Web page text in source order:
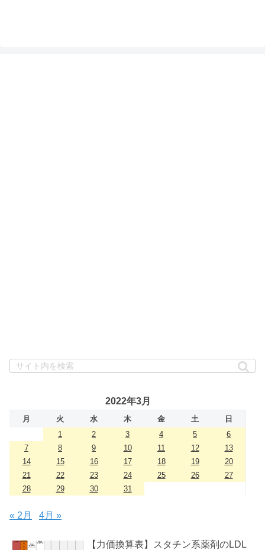
2022年3月
月 火 水 木 金 土
日
1
2 3 4 5
6
7
8 9 10 11 12
13
14
15 16 17 18 19
20
21
22 23 24 25 26
27
28
29 30 31
« 2月 4月 »
【力価換算表】スタチン系薬剤のLDL